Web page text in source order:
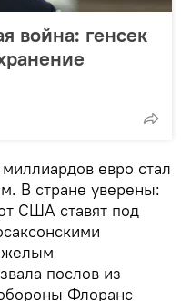
война: генсек
евро стал
В стране уверены:
США ставят под
послов из
Флоранс